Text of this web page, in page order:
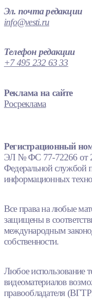
Эл. почта редакции
info@vesti.ru
Телефон редакции
+7 495 232 63 33
Реклама на сайте
Росреклама
Регистрационный
ЭЛ № ФС 77-72266 от
Федеральной службой
информационных
Все права на любые
защищены в
международным
собственности.
Любое использование
видеоматериалов
правообладателя